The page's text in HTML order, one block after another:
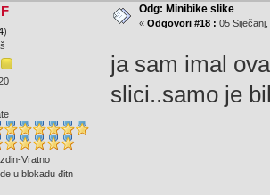
)
Vratno
u blokadu đitn
Odg: Minibike slike
« Odgovori #18 : 05
ja sam imal
slici..samo je